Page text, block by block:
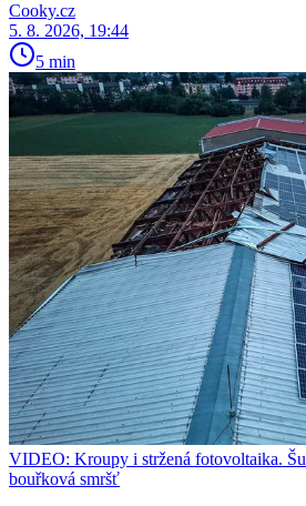
Cooky.cz
5. 8. 2026, 19:44
5 min
VIDEO: Kroupy i stržená fotovoltaika.
bouřková smršť